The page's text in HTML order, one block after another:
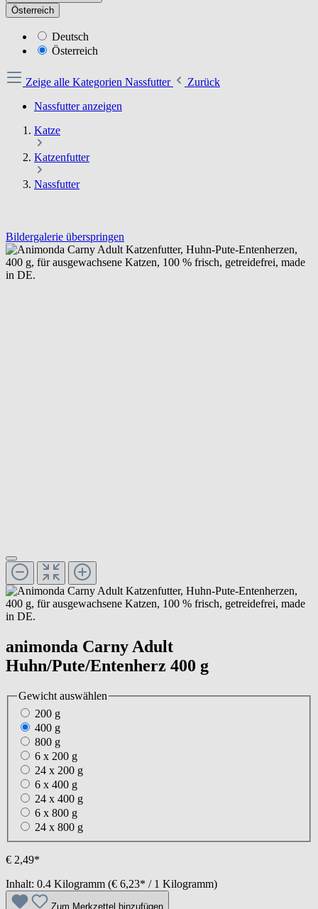
Österreich
Deutsch
Österreich
Zeige alle Kategorien Nassfutter
Zurück
Nassfutter anzeigen
Katze
Katzenfutter
Nassfutter
Bildergalerie überspringen
animonda Carny Adult
Huhn/Pute/Entenherz 400 g
Gewicht auswählen
200 g
400 g
800 g
6 x 200 g
24 x 200 g
6 x 400 g
24 x 400 g
6 x 800 g
24 x 800 g
€ 2,49*
Inhalt: 0.4 Kilogramm (€ 6,23* / 1 Kilogramm)
Zum Merkzettel hinzufügen